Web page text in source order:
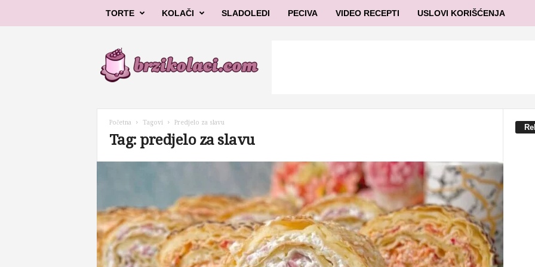
TORTE KOLAČI SLADOLEDI PECIVA VIDEO RECEPTI USLOVI KORIŠĆENJA
l
Početna Tagovi Predjelo za slavu
Tag: predjelo za slavu